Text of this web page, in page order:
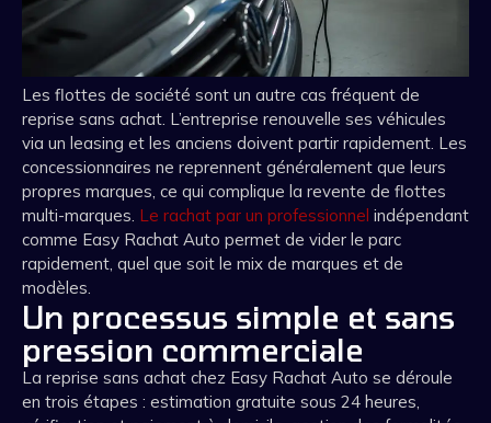
Les flottes de société sont un autre cas fréquent de
reprise sans achat. L’entreprise renouvelle ses véhicules
via un leasing et les anciens doivent partir rapidement. Les
concessionnaires ne reprennent généralement que leurs
propres marques, ce qui complique la revente de flottes
multi-marques. Le rachat par un professionnel indépendant
comme Easy Rachat Auto permet de vider le parc
rapidement, quel que soit le mix de marques et de
modèles.
Un processus simple et sans
pression commerciale
La reprise sans achat chez Easy Rachat Auto se déroule
en trois étapes : estimation gratuite sous 24 heures,